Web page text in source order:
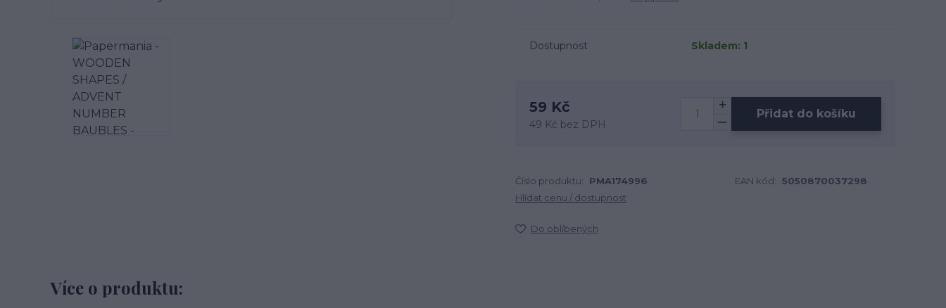
Dostupnost Skladem: 1
59 Kč
49 Kč bez DPH
Přidat do košíku
Číslo produktu: PMA174996 EAN kód: 5050870037298
Hlídat cenu / dostupnost
Do oblíbených
Více o produktu: